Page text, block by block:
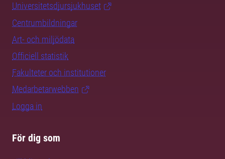
Universitetsdjursjukhuset
Centrumbildningar
Art- och miljödata
Officiell statistik
Fakulteter och institutioner
Medarbetarwebben
Logga in
För dig som